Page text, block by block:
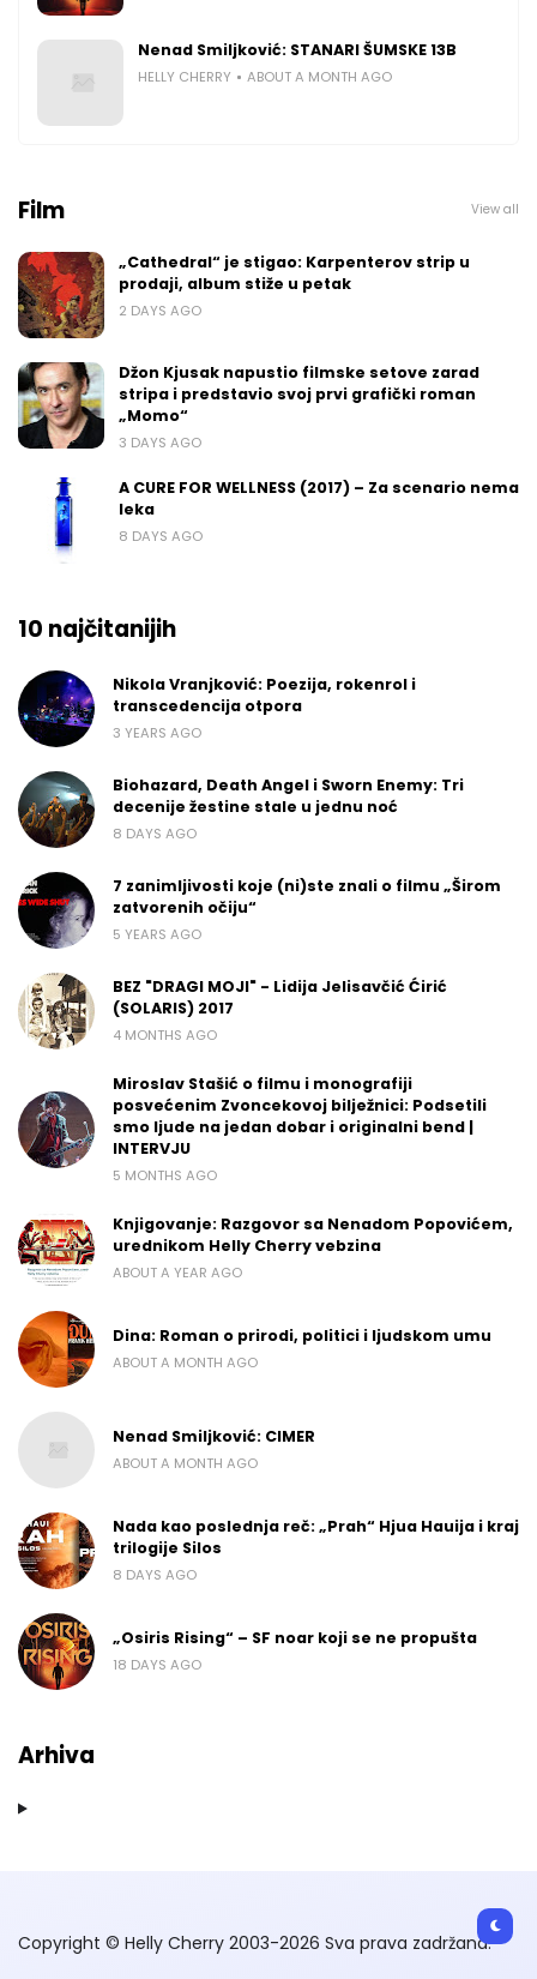
Nenad Smiljković: STANARI ŠUMSKE 13B
HELLY CHERRY ABOUT A MONTH AGO
Film View all
„Cathedral“ je stigao: Karpenterov strip u
prodaji, album stiže u petak
2 DAYS AGO
Džon Kjusak napustio filmske setove zarad
stripa i predstavio svoj prvi grafički roman
„Momo“
3 DAYS AGO
A CURE FOR WELLNESS (2017) – Za scenario nema
leka
8 DAYS AGO
10 najčitanijih
Nikola Vranjković: Poezija, rokenrol i
transcedencija otpora
3 YEARS AGO
Biohazard, Death Angel i Sworn Enemy: Tri
decenije žestine stale u jednu noć
8 DAYS AGO
7 zanimljivosti koje (ni)ste znali o filmu „Širom
zatvorenih očiju“
5 YEARS AGO
BEZ "DRAGI MOJI" - Lidija Jelisavčić Ćirić
(SOLARIS) 2017
4 MONTHS AGO
Miroslav Stašić o filmu i monografiji
posvećenim Zvoncekovoj bilježnici: Podsetili
smo ljude na jedan dobar i originalni bend |
INTERVJU
5 MONTHS AGO
Knjigovanje: Razgovor sa Nenadom Popovićem,
urednikom Helly Cherry vebzina
ABOUT A YEAR AGO
Dina: Roman o prirodi, politici i ljudskom umu
ABOUT A MONTH AGO
Nenad Smiljković: CIMER
ABOUT A MONTH AGO
Nada kao poslednja reč: „Prah“ Hjua Hauija i kraj
trilogije Silos
8 DAYS AGO
„Osiris Rising“ – SF noar koji se ne propušta
18 DAYS AGO
Arhiva
Copyright © Helly Cherry 2003-2026 Sva prava zadržana.